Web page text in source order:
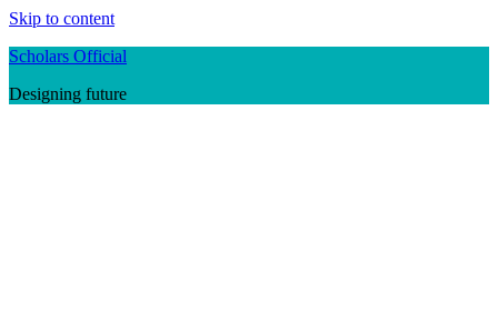
Skip to content
Scholars Official
Designing future